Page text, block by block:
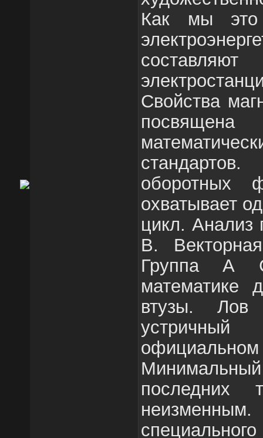
Как мы это
Свойства
оборотных
охватывает
цикл. Анализ
В.
Группа А
математике
втузы. Лов
официальном
Минимальный
последних